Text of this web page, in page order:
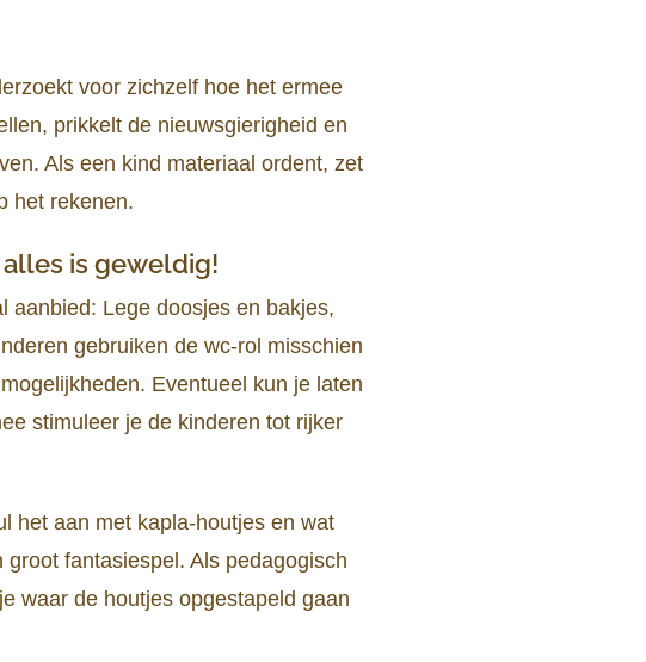
voor zichzelf hoe het ermee
prikkelt de nieuwsgierigheid en
Als een kind materiaal ordent, zet
het rekenen.
is geweldig!
aanbied: Lege doosjes en bakjes,
gebruiken de wc-rol misschien
Eventueel kun je laten
stimuleer je de kinderen tot rijker
het aan met kapla-houtjes en wat
fantasiespel. Als pedagogisch
waar de houtjes opgestapeld gaan